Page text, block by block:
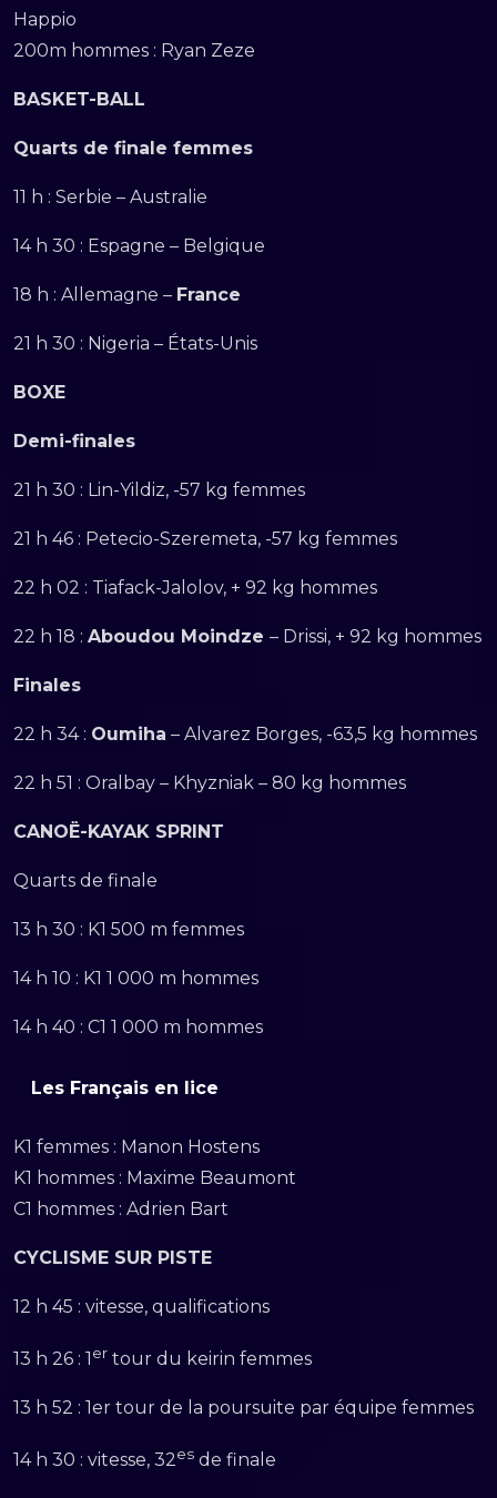
Happio
200m hommes : Ryan Zeze
BASKET-BALL
Quarts de finale femmes
11 h : Serbie – Australie
14 h 30 : Espagne – Belgique
18 h : Allemagne – France
21 h 30 : Nigeria – États-Unis
BOXE
Demi-finales
21 h 30 : Lin-Yildiz, -57 kg femmes
21 h 46 : Petecio-Szeremeta, -57 kg femmes
22 h 02 : Tiafack-Jalolov, + 92 kg hommes
22 h 18 : Aboudou Moindze – Drissi, + 92 kg hommes
Finales
22 h 34 : Oumiha – Alvarez Borges, -63,5 kg hommes
22 h 51 : Oralbay – Khyzniak – 80 kg hommes
CANOË-KAYAK SPRINT
Quarts de finale
13 h 30 : K1 500 m femmes
14 h 10 : K1 1 000 m hommes
14 h 40 : C1 1 000 m hommes
Les Français en lice
K1 femmes : Manon Hostens
K1 hommes : Maxime Beaumont
C1 hommes : Adrien Bart
CYCLISME SUR PISTE
12 h 45 : vitesse, qualifications
13 h 26 : 1 er tour du keirin femmes
13 h 52 : 1er tour de la poursuite par équipe femmes
14 h 30 : vitesse, 32es de finale